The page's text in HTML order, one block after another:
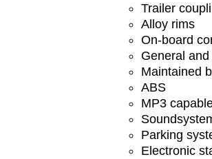
Trailer
Alloy rims
On-board
General
Maintained
ABS
MP3
Parking
Electronic